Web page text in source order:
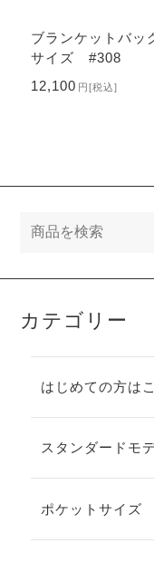
ブランケットバッ
サイズ #308
12,100 円[税込]
カテゴリー
はじめての方は
スタンダードモ
ポケットサイズ